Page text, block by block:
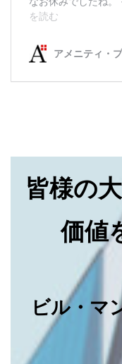
皆様の
価値
ビル・マ